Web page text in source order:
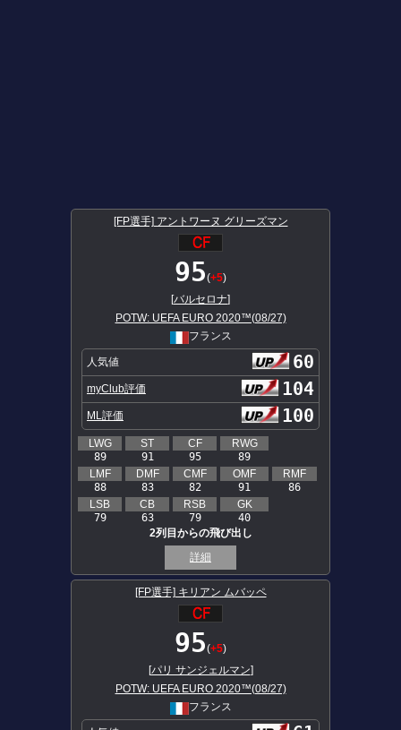
[FP選手] アントワーヌ グリーズマン
95(+5)
[バルセロナ]
POTW: UEFA EURO 2020™(08/27)
フランス
人気値 60
myClub評価 104
ML評価 100
LWG
89
ST
91
CF
95
RWG
89
LMF
88
DMF
83
CMF
82
OMF
91
RMF
86
LSB
79
CB
63
RSB
79
GK
40
2列目からの飛び出し
詳細
[FP選手] キリアン ムバッペ
95(+5)
[パリ サンジェルマン]
POTW: UEFA EURO 2020™(08/27)
フランス